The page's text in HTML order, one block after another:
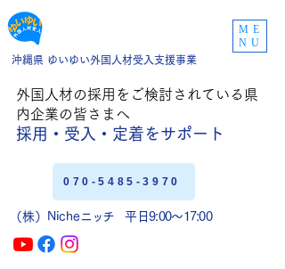
ME
NU
沖縄県 ゆいゆい外国人材受入支援事業
外国人材の採用をご検討されている県
内企業の皆さまへ
採用・受入・定着をサポート
070-5485-3970
（株）Nicheニッチ平日9:00〜17:00